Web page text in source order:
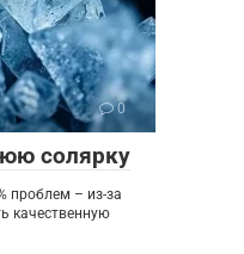
0
солярку
проблем – из-за
качественную